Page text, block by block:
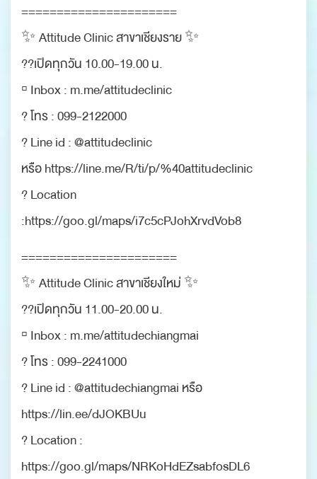
======================
✨ Attitude Clinic สาขาเชียงราย ✨
??เปิดทุกวัน 10.00-19.00 น.
▫️ Inbox : m.me/attitudeclinic
? โทร : 099-2122000
? Line id : @attitudeclinic
หรือ https://line.me/R/ti/p/%40attitudeclinic
? Location
:https://goo.gl/maps/i7c5cPJohXrvdVob8
======================
✨ Attitude Clinic สาขาเชียงใหม่ ✨
??เปิดทุกวัน 11.00-20.00 น.
▫️ Inbox : m.me/attitudechiangmai
? โทร : 099-2241000
? Line id : @attitudechiangmai หรือ
https://lin.ee/dJOKBUu
? Location :
https://goo.gl/maps/NRKoHdEZsabfosDL6